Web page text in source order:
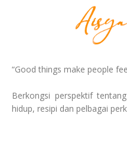
“Good things make people
Berkongsi perspektif
hidup, resipi dan pelbagai